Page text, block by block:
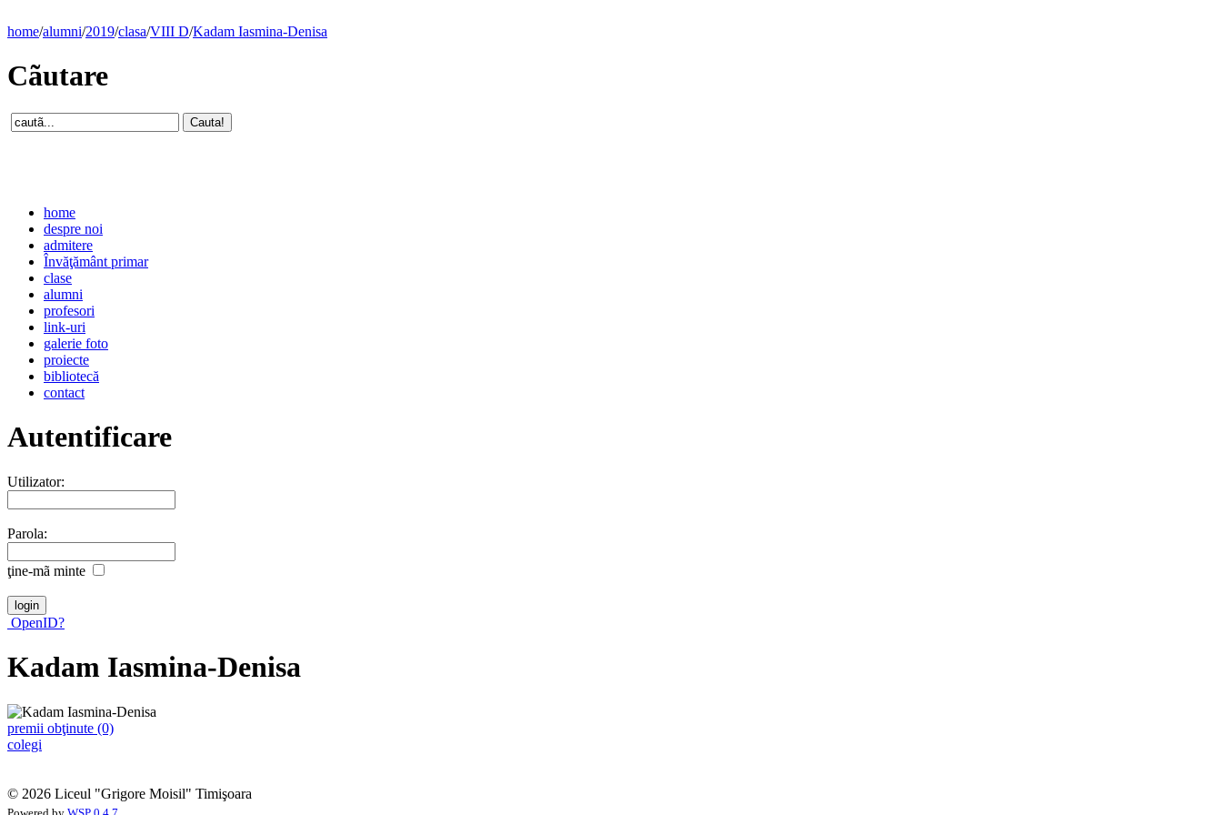
home/alumni/2019/clasa/VIII D/Kadam Iasmina-Denisa
Cãutare
home
despre noi
admitere
Învăţământ primar
clase
alumni
profesori
link-uri
galerie foto
proiecte
bibliotecă
contact
Autentificare
Utilizator:
Parola:
ţine-mã minte
OpenID?
Kadam Iasmina-Denisa
premii obţinute (0)
colegi
© 2026 Liceul "Grigore Moisil" Timişoara